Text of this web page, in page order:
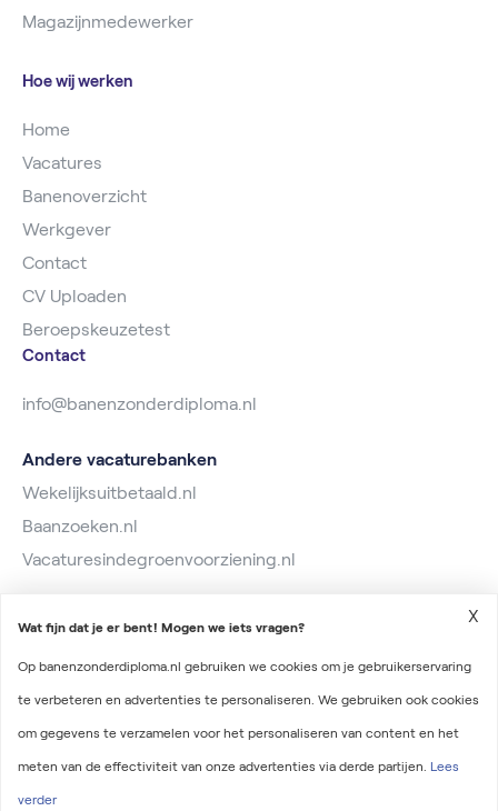
Magazijnmedewerker
Hoe wij werken
Home
Vacatures
Banenoverzicht
Werkgever
Contact
CV Uploaden
Beroepskeuzetest
Contact
info@banenzonderdiploma.nl
Andere vacaturebanken
Wekelijksuitbetaald.nl
Baanzoeken.nl
Vacaturesindegroenvoorziening.nl
Privacyverklaring
Wat fijn dat je er bent! Mogen we iets vragen?
Op banenzonderdiploma.nl gebruiken we cookies om je gebruikerservaring
te verbeteren en advertenties te personaliseren. We gebruiken ook cookies
om gegevens te verzamelen voor het personaliseren van content en het
meten van de effectiviteit van onze advertenties via derde partijen. Lees
verder
X